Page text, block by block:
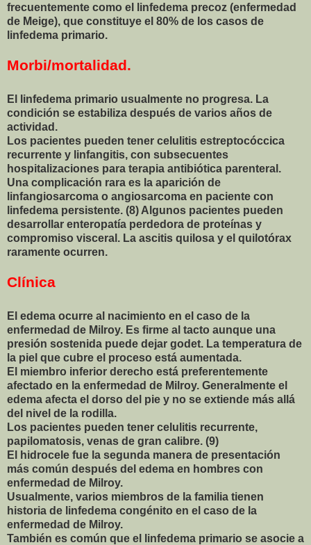
frecuentemente como el linfedema precoz (enfermedad
de Meige), que constituye el 80% de los casos de
linfedema primario.
Morbi/mortalidad.
El linfedema primario usualmente no progresa. La
condición se estabiliza después de varios años de
actividad.
Los pacientes pueden tener celulitis estreptocóccica
recurrente y linfangitis, con subsecuentes
hospitalizaciones para terapia antibiótica parenteral.
Una complicación rara es la aparición de
linfangiosarcoma o angiosarcoma en paciente con
linfedema persistente. (8) Algunos pacientes pueden
desarrollar enteropatía perdedora de proteínas y
compromiso visceral. La ascitis quilosa y el quilotórax
raramente ocurren.
Clínica
El edema ocurre al nacimiento en el caso de la
enfermedad de Milroy. Es firme al tacto aunque una
presión sostenida puede dejar godet. La temperatura de
la piel que cubre el proceso está aumentada.
El miembro inferior derecho está preferentemente
afectado en la enfermedad de Milroy. Generalmente el
edema afecta el dorso del pie y no se extiende más allá
del nivel de la rodilla.
Los pacientes pueden tener celulitis recurrente,
papilomatosis, venas de gran calibre. (9)
El hidrocele fue la segunda manera de presentación
más común después del edema en hombres con
enfermedad de Milroy.
Usualmente, varios miembros de la familia tienen
historia de linfedema congénito en el caso de la
enfermedad de Milroy.
También es común que el linfedema primario se asocie a